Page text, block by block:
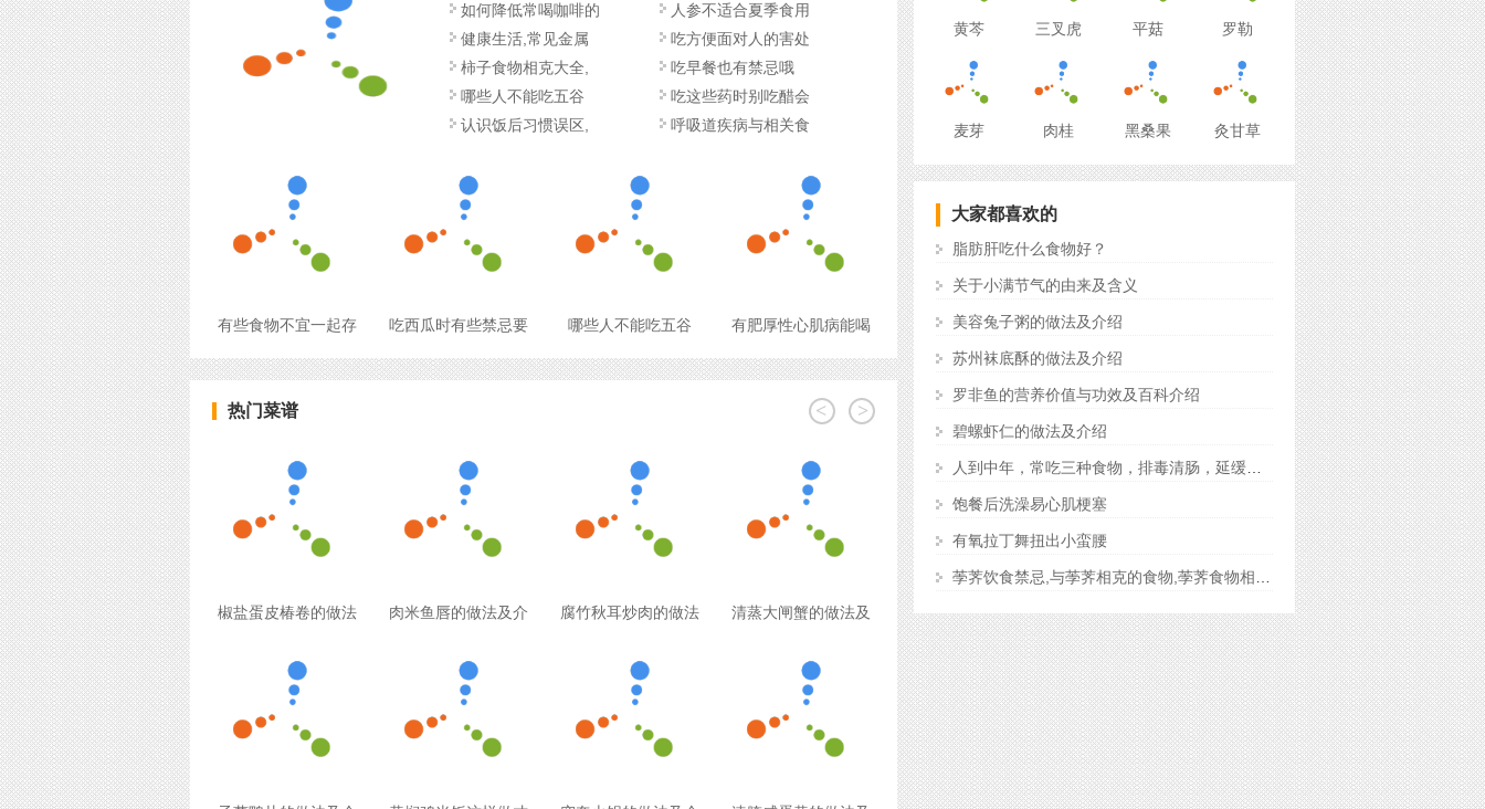
如何降低常喝咖啡的
人参不适合夏季食用
健康生活,常见金属
吃方便面对人的害处
柿子食物相克大全,
吃早餐也有禁忌哦
哪些人不能吃五谷
吃这些药时别吃醋会
认识饭后习惯误区,
呼吸道疾病与相关食
有些食物不宜一起存 吃西瓜时有些禁忌要 哪些人不能吃五谷 有肥厚性心肌病能喝
< >
热门菜谱
椒盐蛋皮椿卷的做法 肉米鱼唇的做法及介 腐竹秋耳炒肉的做法 清蒸大闸蟹的做法及
黄芩 三叉虎 平菇 罗勒
麦芽 肉桂 黑桑果 灸甘草
大家都喜欢的
脂肪肝吃什么食物好？
关于小满节气的由来及含义
美容兔子粥的做法及介绍
苏州袜底酥的做法及介绍
罗非鱼的营养价值与功效及百科介绍
碧螺虾仁的做法及介绍
饱餐后洗澡易心肌梗塞
有氧拉丁舞扭出小蛮腰